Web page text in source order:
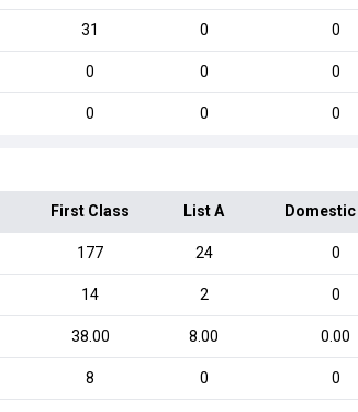
31 0 0
0 0 0
0 0 0
First Class List A
177 24 0
14 2 0
38.00 8.00 0.00
8 0 0